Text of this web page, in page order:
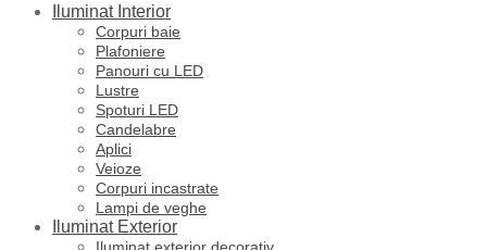
Iluminat Interior
Corpuri baie
Plafoniere
Panouri cu LED
Lustre
Spoturi LED
Candelabre
Aplici
Veioze
Corpuri incastrate
Lampi de veghe
Iluminat Exterior
Iluminat exterior decorativ